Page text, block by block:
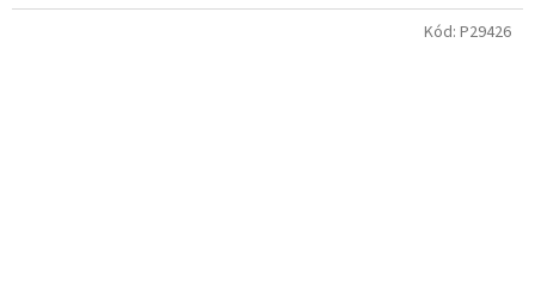
Kód: P29426